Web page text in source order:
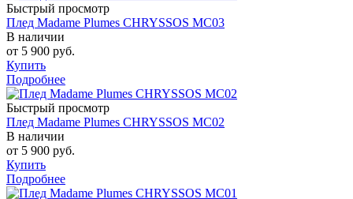
Быстрый просмотр
Плед Madame Plumes CHRYSSOS MC03
В наличии
от 5 900 руб.
Купить
Подробнее
Быстрый просмотр
Плед Madame Plumes CHRYSSOS MC02
В наличии
от 5 900 руб.
Купить
Подробнее